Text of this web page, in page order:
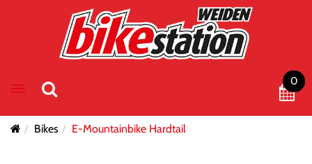
Toggle navigation
0
Bikes E-Mountainbike Hardtail